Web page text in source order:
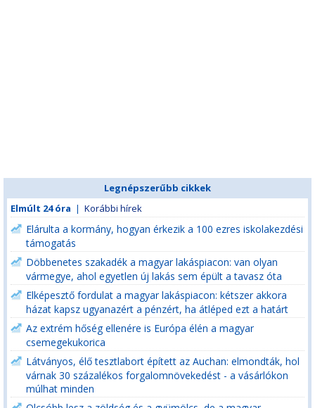
Legnépszerűbb cikkek
Elmúlt 24 óra | Korábbi hírek
Elárulta a kormány, hogyan érkezik a 100 ezres iskolakezdési
támogatás
Döbbenetes szakadék a magyar lakáspiacon: van olyan
vármegye, ahol egyetlen új lakás sem épült a tavasz óta
Elképesztő fordulat a magyar lakáspiacon: kétszer akkora
házat kapsz ugyanazért a pénzért, ha átléped ezt a határt
Az extrém hőség ellenére is Európa élén a magyar
csemegekukorica
Látványos, élő tesztlabort épített az Auchan: elmondták, hol
várnak 30 százalékos forgalomnövekedést - a vásárlókon
múlhat minden